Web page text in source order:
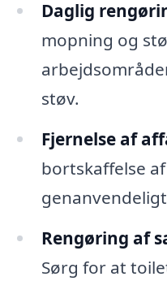
Daglig
mopning og
støv.
Fjernelse af
bortskaffelse
Rengøring af
Sørg for at